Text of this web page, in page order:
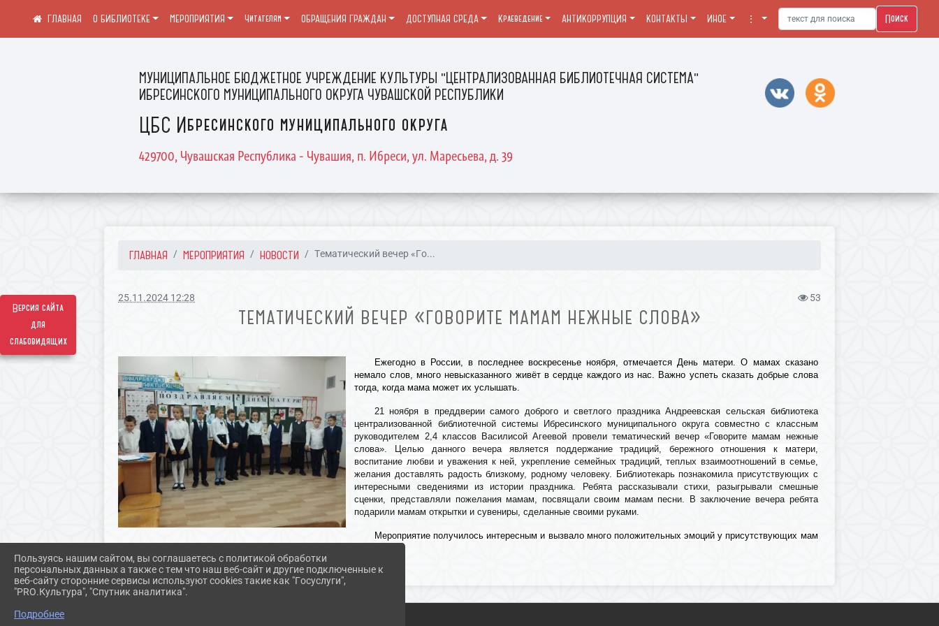
Версия сайта
для
слабовидящих
МУНИЦИПАЛЬНОЕ БЮДЖЕТНОЕ УЧРЕЖДЕНИЕ КУЛЬТУРЫ "ЦЕНТРАЛИЗОВАННАЯ БИБЛИОТЕЧНАЯ СИСТЕМА"
ИБРЕСИНСКОГО МУНИЦИПАЛЬНОГО ОКРУГА ЧУВАШСКОЙ РЕСПУБЛИКИ
ЦБС Ибресинского муниципального округа
429700, Чувашская Республика - Чувашия, п. Ибреси, ул. Маресьева, д. 39
О БИБЛИОТЕКЕ МЕРОПРИЯТИЯ Читателям ОБРАЩЕНИЯ ГРАЖДАН ДОСТУПНАЯ СРЕДА Краеведение АНТИКОРРУПЦИЯ КОНТАКТЫ ИНОЕ ⋮ Поиск
ГЛАВНАЯ МЕРОПРИЯТИЯ НОВОСТИ Тематический вечер «Го...
25.11.2024 12:28 53
ТЕМАТИЧЕСКИЙ ВЕЧЕР «ГОВОРИТЕ МАМАМ НЕЖНЫЕ СЛОВА»
Ежегодно в России, в последнее воскресенье ноября, отмечается День матери. О мамах сказано
немало слов, много невысказанного живёт в сердце каждого из нас. Важно успеть сказать добрые слова
тогда, когда мама может их услышать.
21 ноября в преддверии самого доброго и светлого праздника Андреевская сельская библиотека
централизованной библиотечной системы Ибресинского муниципального округа совместно с классным
руководителем 2,4 классов Василисой Агеевой провели тематический вечер «Говорите мамам нежные
слова».
Целью данного вечера является поддержание традиций, бережного отношения к матери,
воспитание любви и уважения к ней, укрепление семейных традиций, теплых взаимоотношений в семье,
желания доставлять радость близкому, родному человеку. Библиотекарь познакомила присутствующих с
интересными сведениями из истории праздника. Ребята рассказывали стихи, разыгрывали смешные
сценки, представляли пожелания мамам, посвящали своим мамам песни. В заключение вечера ребята
подарили мамам открытки и сувениры, сделанные своими руками.
Мероприятие получилось интересным и вызвало много положительных эмоций у присутствующих мам
Пользуясь нашим сайтом, вы соглашаетесь с политикой обработки
персональных данных а также с тем что наш веб-сайт и другие подключенные к
веб-сайту сторонние сервисы используют cookies такие как "Госуслуги",
"PRO.Культура", "Спутник аналитика".
Подробнее